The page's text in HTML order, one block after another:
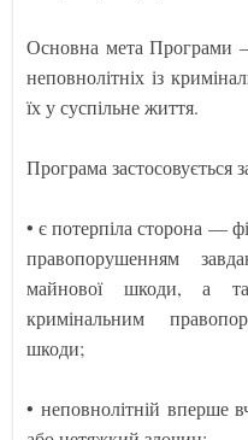
Основна мета Програми
неповнолітніх із
їх у суспільне життя.
Програма застосовується
• є потерпіла сторона —
правопорушенням
майнової шкоди, а
кримінальним
шкоди;
• неповнолітній вперше